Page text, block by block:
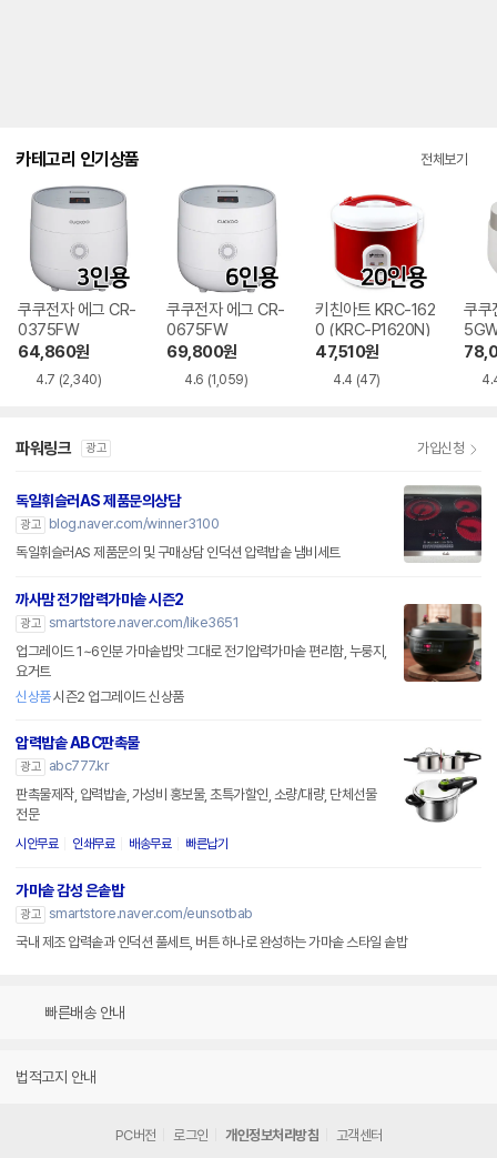
카테고리 인기상품 전체보기
쿠쿠전자 에그 CR-
0375FW
64,860원
4.7 (2,340)
쿠쿠전자 에그 CR-
0675FW
69,800원
4.6 (1,059)
키친아트 KRC-162
0 (KRC-P1620N)
47,510원
4.4 (47)
쿠
파워링크 광고 가입신청
독일휘슬러AS 제품문의상담
광고
blog.naver.com/winner3100
독일휘슬러AS 제품문의 및 구매상담 인덕션 압력밥솥 냄비세트
까사맘 전기압력가마솥 시즌2
광고 smartstore.naver.com/like3651
업그레이드 1~6인분 가마솥밥맛 그대로 전기압력가마솥 편리함, 누룽지,
요거트
신상품시즌2 업그레이드 신상품
압력밥솥 ABC판촉물
광고
abc777.kr
판촉물제작, 압력밥솥, 가성비 홍보물, 초특가할인, 소량/대량, 단체선물
전문
시안무료 인쇄무료 배송무료 빠른납기
가마솥 감성 은솥밥
광고 smartstore.naver.com/eunsotbab
국내 제조 압력솥과 인덕션 풀세트, 버튼 하나로 완성하는 가마솥 스타일 솥밥
빠른배송 안내
법적고지 안내
PC버전 로그인 개인정보처리방침 고객센터